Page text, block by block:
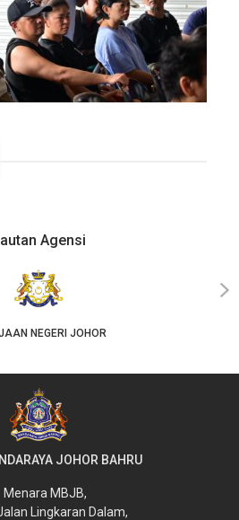
Agensi
NEGERI JOHOR
›
JOHOR BAHRU
Menara MBJB,
Lingkaran Dalam,